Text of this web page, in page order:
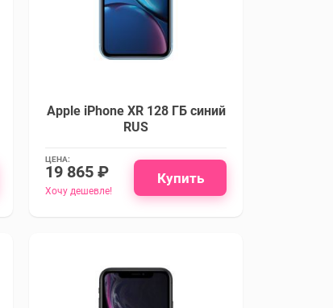
Apple iPhone XR 128 ГБ синий
RUS
ЦЕНА:
19 865 ₽
Хочу дешевле!
Купить